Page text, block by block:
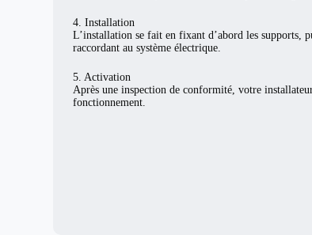
4. Installation
L’installation se fait en fixant d’abord les supports,
raccordant au système électrique.
5. Activation
Après une inspection de conformité, votre
fonctionnement.